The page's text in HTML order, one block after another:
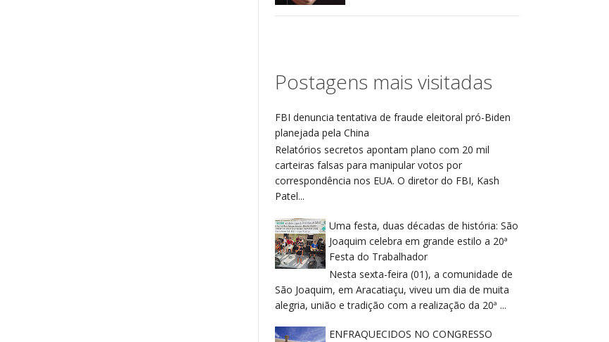
Postagens mais visitadas
FBI denuncia tentativa de fraude eleitoral pró-Biden
planejada pela China
Relatórios secretos apontam plano com 20 mil
carteiras falsas para manipular votos por
correspondência nos EUA. O diretor do FBI, Kash
Patel...
Uma festa, duas décadas de história: São
Joaquim celebra em grande estilo a 20ª
Festa do Trabalhador
Nesta sexta-feira (01), a comunidade de
São Joaquim, em Aracatiaçu, viveu um dia de muita
alegria, união e tradição com a realização da 20ª ...
ENFRAQUECIDOS NO CONGRESSO